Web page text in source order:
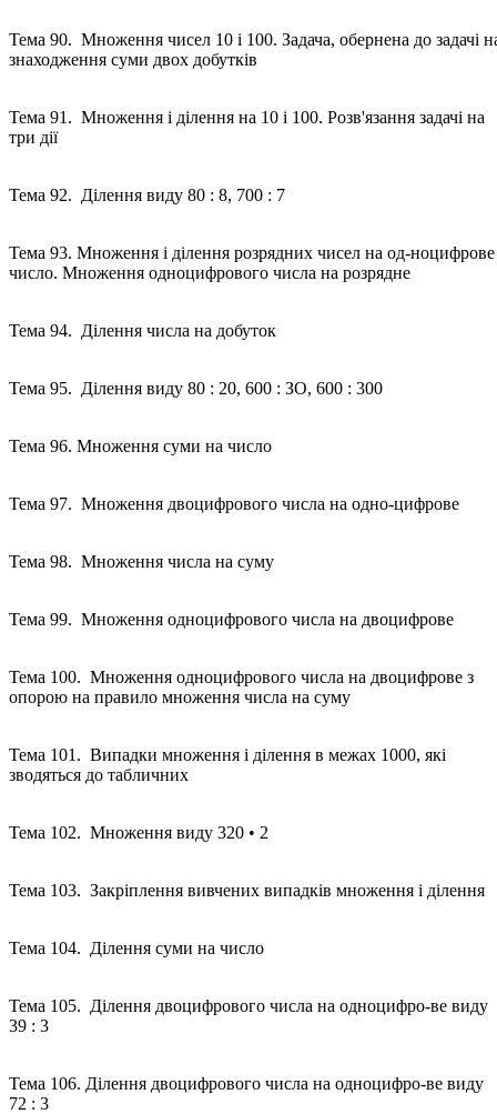
Тема 90. Множення чисел 10 і 100. Задача, обернена до задачі
знаходження суми двох добутків
Тема 91. Множення і ділення на 10 і 100. Розв'язання задачі на
три дії
Тема 92. Ділення виду 80 : 8, 700 : 7
Тема 93. Множення і ділення розрядних чисел на од-ноцифрове
число. Множення одноцифрового числа на розрядне
Тема 94. Ділення числа на добуток
Тема 95. Ділення виду 80 : 20, 600 : ЗО, 600 : 300
Тема 96. Множення суми на число
Тема 97. Множення двоцифрового числа на одно-цифрове
Тема 98. Множення числа на суму
Тема 99. Множення одноцифрового числа на двоцифрове
Тема 100. Множення одноцифрового числа на двоцифрове з
опорою на правило множення числа на суму
Тема 101. Випадки множення і ділення в межах 1000, які
зводяться до табличних
Тема 102. Множення виду 320 • 2
Тема 103. Закріплення вивчених випадків множення і ділення
Тема 104. Ділення суми на число
Тема 105. Ділення двоцифрового числа на одноцифро-ве виду
39 : 3
Тема 106. Ділення двоцифрового числа на одноцифро-ве виду
72 : 3